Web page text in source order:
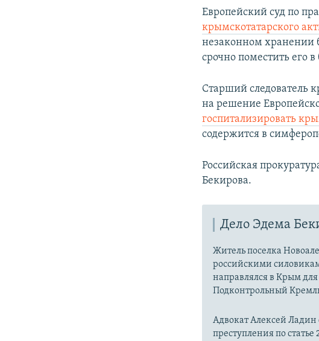
Европейский суд по
крымскотатарского
незаконном хранении
срочно поместить его в
Старший следователь
на решение
госпитализировать
содержится в
Российская
Бекирова.
Дело Эдема
Житель поселка
российскими
направлялся в Крым
Подконтрольный
Адвокат Алексей
преступления по статье